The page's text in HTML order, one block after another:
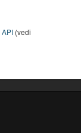
API (vedi